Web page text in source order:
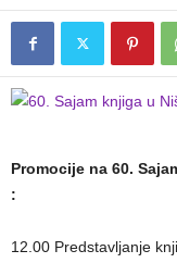
Promocije na 60.
:
12.00 Predstavljanje